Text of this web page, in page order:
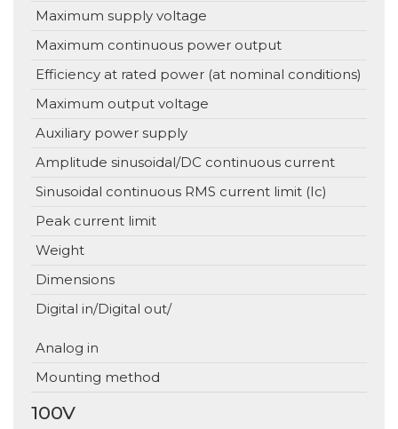
Maximum supply voltage
Maximum continuous power output
Efficiency at rated power (at nominal conditions)
Maximum output voltage
Auxiliary power supply
Amplitude sinusoidal/DC continuous current
Sinusoidal continuous RMS current limit (Ic)
Peak current limit
Weight
Dimensions
Digital in/Digital out/
Analog in
Mounting method
100V